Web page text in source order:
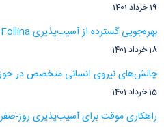
19 خرداد 1401
بهره‌جویی گسترده از آسیب‌پذیری Follina
18 خرداد 1401
چالش‌های نیروی انسانی متخصص در
15 خرداد 1401
راهکاری موقت برای آسیب‌پذیری روز-صفر CVE-2022-30190